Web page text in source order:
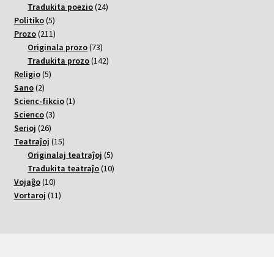
varoj
Tradukita poezio 2424
Politiko 55
varoj
Prozo 211211
varoj
Originala prozo 7373
varoj
Tradukita prozo 142142
Religio 55
Sano 22
varoj
Scienc-fikcio 11
Scienco 33
Serioj 2626
varoj
Teatraĵoj 1515
varoj
Originalaj teatraĵoj 55
varoj
Tradukita teatraĵo 1010
Vojaĝo 1010
varoj
Vortaroj 1111